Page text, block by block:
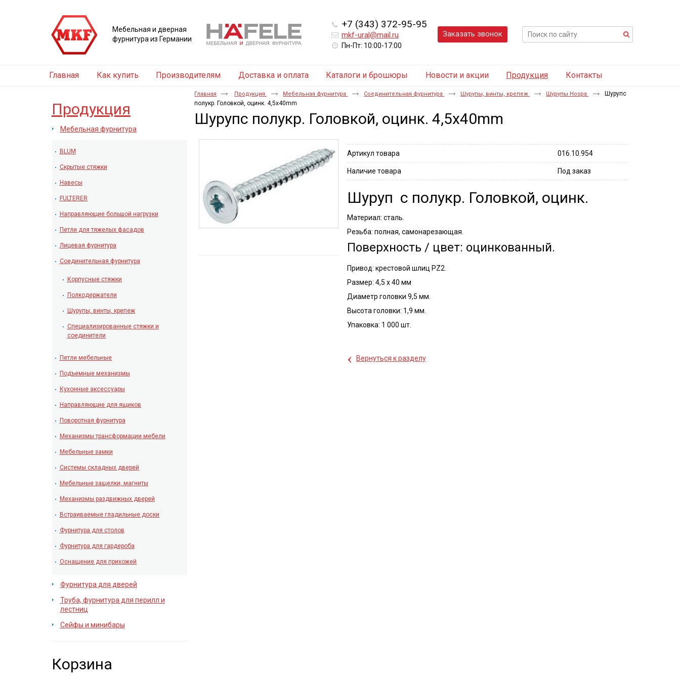
+7 (343) 372-95-95
mkf-ural@mail.ru
Пн-Пт: 10:00-17:00
Заказать звонок
Мебельная и дверная
фурнитура из Германии
Главная Как купить Производителям Доставка и оплата Каталоги и брошюры Новости и акции Продукция Контакты
Продукция
Мебельная фурнитура
BLUM
Скрытые стяжки
Навесы
FULTERER
Направляющие большой нагрузки
Петли для тяжелых фасадов
Лицевая фурнитура
Соединительная фурнитура
Корпусные стяжки
Полкодержатели
Шурупы, винты, крепеж
Специализированные стяжки и
соединители
Петли мебельные
Подъемные механизмы
Кухонные аксессуары
Направляющие для ящиков
Поворотная фурнитура
Механизмы трансформации мебели
Мебельные замки
Системы складных дверей
Мебельные защелки, магниты
Механизмы раздвижных дверей
Встраиваемые гладильные доски
Фурнитура для столов
Фурнитура для гардероба
Оснащение для прихожей
Фурнитура для дверей
Труба, фурнитура для перилл и
лестниц
Сейфы и минибары
Корзина
Главная Продукция Мебельная фурнитура Соединительная фурнитура Шурупы, винты, крепеж Шурупы Hospa
Шурупс
полукр. Головкой, оцинк. 4,5x40mm
Шурупс полукр. Головкой, оцинк. 4,5x40mm
Артикул товара 016.10.954
Наличие товара Под заказ
Шуруп с полукр. Головкой, оцинк.
Материал: сталь.
Резьба: полная, самонарезающая.
Поверхность / цвет: оцинкованный.
Привод: крестовой шлиц PZ2.
Размер: 4,5 x 40 мм
Диаметр головки 9,5 мм.
Высота головки: 1,9 мм.
Упаковка: 1 000 шт.
‹ Вернуться к разделу